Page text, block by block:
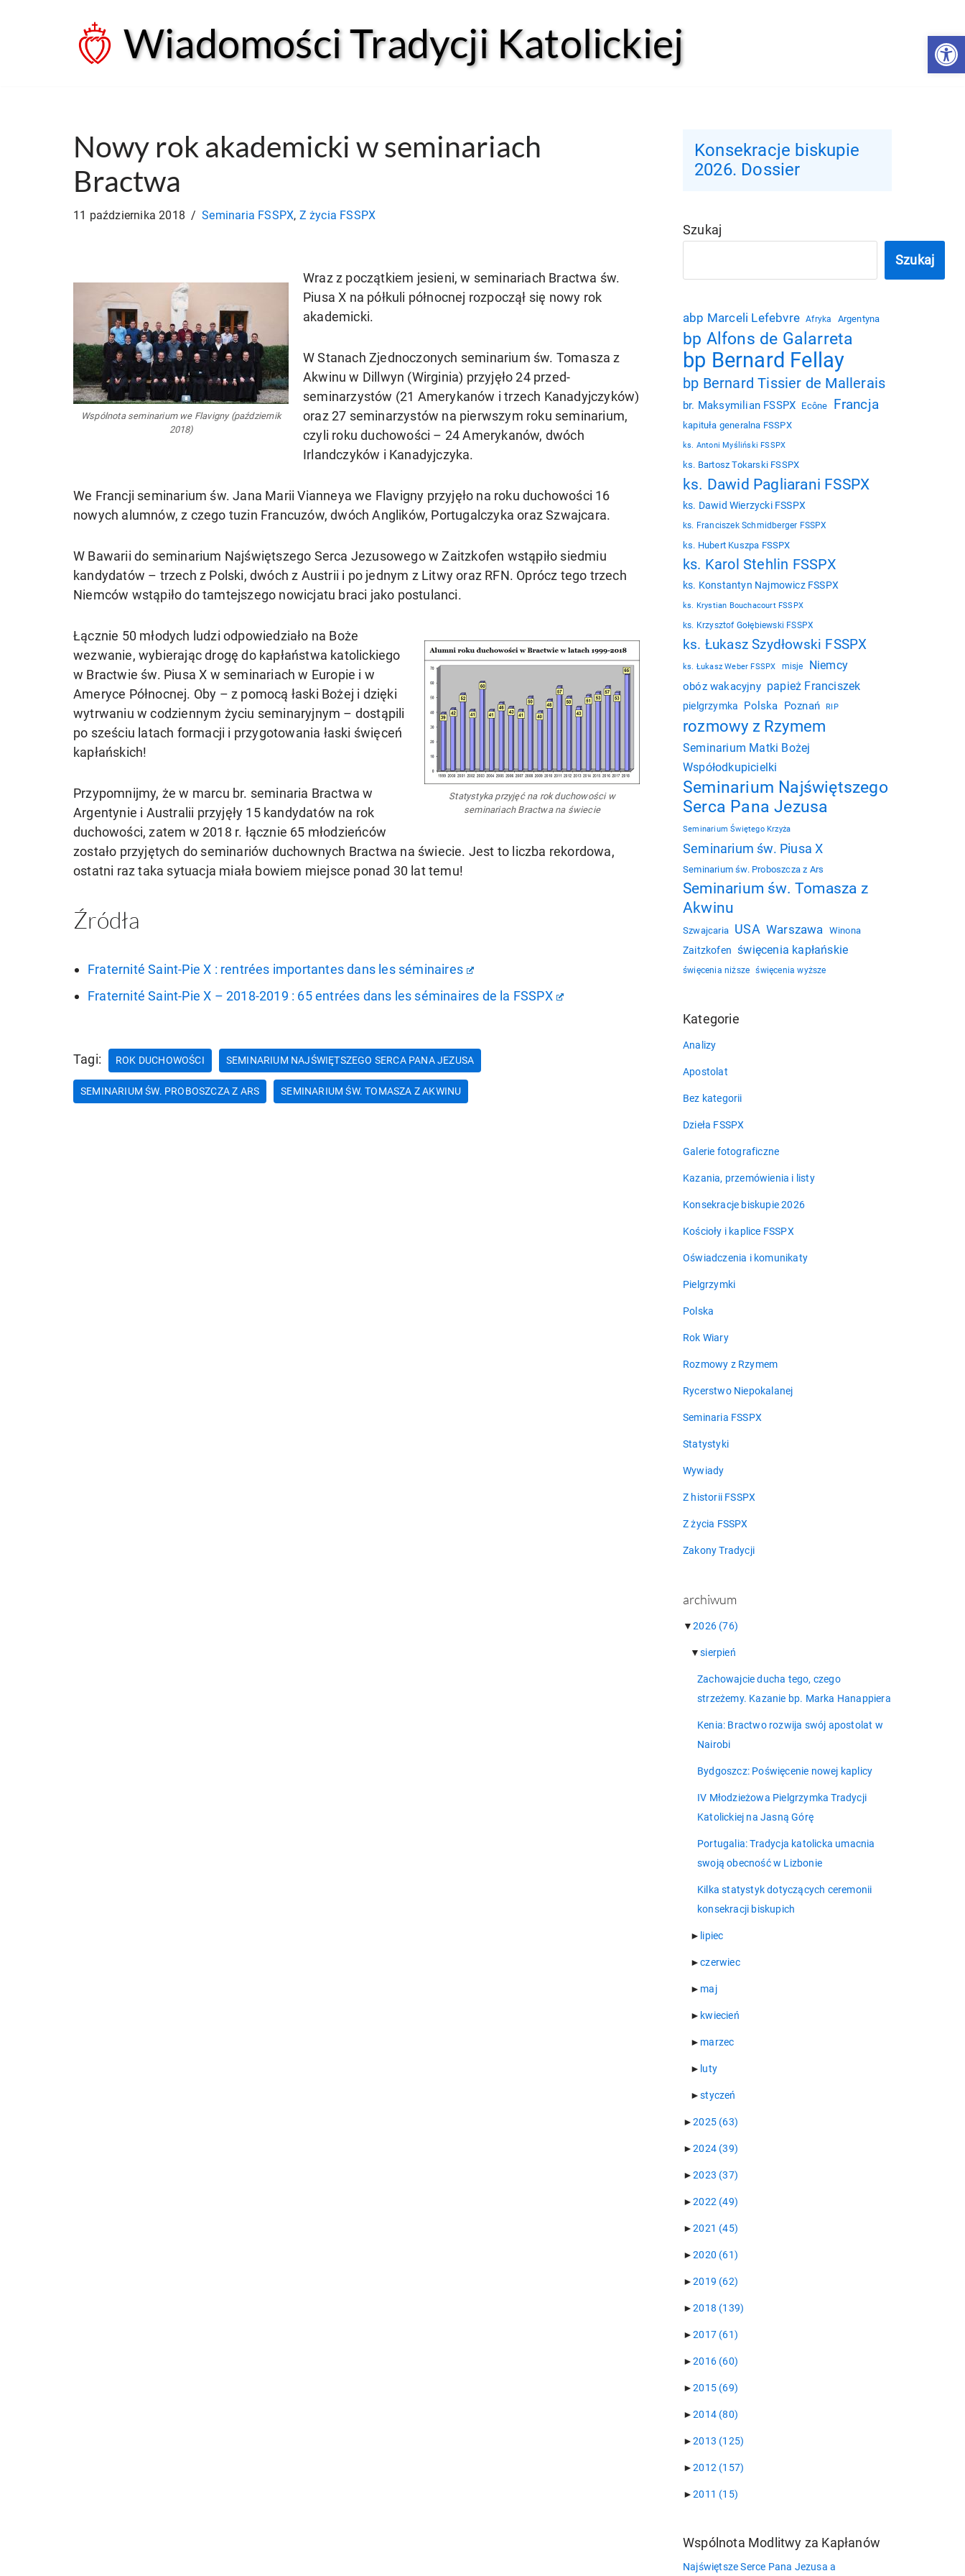
Wiadomości Tradycji Katolickiej
Nowy rok akademicki w seminariach
Bractwa
11 października 2018 Seminaria FSSPX, Z życia FSSPX
Wspólnota seminarium we Flavigny (październik
2018)
Wraz z początkiem jesieni, w seminariach Bractwa św.
Piusa X na półkuli północnej rozpoczął się nowy rok
akademicki.
W Stanach Zjednoczonych seminarium św. Tomasza z
Akwinu w Dillwyn (Wirginia) przyjęło 24 przed-
seminarzystów (21 Amerykanów i trzech Kanadyjczyków)
oraz 27 seminarzystów na pierwszym roku seminarium,
czyli roku duchowości – 24 Amerykanów, dwóch
Irlandczyków i Kanadyjczyka.
We Francji seminarium św. Jana Marii Vianneya we Flavigny przyjęło na roku duchowości 16
nowych alumnów, z czego tuzin Francuzów, dwóch Anglików, Portugalczyka oraz Szwajcara.
W Bawarii do seminarium Najświętszego Serca Jezusowego w Zaitzkofen wstąpiło siedmiu
kandydatów – trzech z Polski, dwóch z Austrii i po jednym z Litwy oraz RFN. Oprócz tego trzech
Niemców wstąpiło do tamtejszego nowicjatu braci jako postulanci.
Statystyka przyjęć na rok duchowości w
seminariach Bractwa na świecie
Łącznie 50 młodych ludzi odpowiedziało na Boże
wezwanie, wybierając drogę do kapłaństwa katolickiego
w Bractwie św. Piusa X w seminariach w Europie i w
Ameryce Północnej. Oby – z pomocą łaski Bożej i dzięki
wytrwaniu w codziennym życiu seminaryjnym – dostąpili
po sześciu latach formacji i przygotowania łaski święceń
kapłańskich!
Przypomnijmy, że w marcu br. seminaria Bractwa w
Argentynie i Australii przyjęły 15 kandydatów na rok
duchowości, zatem w 2018 r. łącznie 65 młodzieńców
zostało przyjętych do seminariów duchownych Bractwa na świecie. Jest to liczba rekordowa,
ostatni raz taka sytuacja miała bowiem miejsce ponad 30 lat temu!
Źródła
Fraternité Saint-Pie X : rentrées importantes dans les séminaires
Fraternité Saint-Pie X – 2018-2019 : 65 entrées dans les séminaires de la FSSPX
Tagi: ROK DUCHOWOŚCI SEMINARIUM NAJŚWIĘTSZEGO SERCA PANA JEZUSA
SEMINARIUM ŚW. PROBOSZCZA Z ARS SEMINARIUM ŚW. TOMASZA Z AKWINU
Konsekracje biskupie
2026. Dossier
Szukaj
Szukaj
abp Marceli Lefebvre Afryka Argentyna
bp Alfons de Galarreta
bp Bernard Fellay
bp Bernard Tissier de Mallerais
br. Maksymilian FSSPX Ecône Francja
kapituła generalna FSSPX
ks. Antoni Myśliński FSSPX
ks. Bartosz Tokarski FSSPX
ks. Dawid Pagliarani FSSPX
ks. Dawid Wierzycki FSSPX
ks. Franciszek Schmidberger FSSPX
ks. Hubert Kuszpa FSSPX
ks. Karol Stehlin FSSPX
ks. Konstantyn Najmowicz FSSPX
ks. Krystian Bouchacourt FSSPX
ks. Krzysztof Gołębiewski FSSPX
ks. Łukasz Szydłowski FSSPX
ks. Łukasz Weber FSSPX misje Niemcy
obóz wakacyjny papież Franciszek
pielgrzymka Polska Poznań RIP
rozmowy z Rzymem
Seminarium Matki Bożej
Współodkupicielki
Seminarium Najświętszego
Serca Pana Jezusa
Seminarium Świętego Krzyża
Seminarium św. Piusa X
Seminarium św. Proboszcza z Ars
Seminarium św. Tomasza z
Akwinu
Szwajcaria USA Warszawa Winona
Zaitzkofen święcenia kapłańskie
święcenia niższe święcenia wyższe
Kategorie
Analizy
Apostolat
Bez kategorii
Dzieła FSSPX
Galerie fotograficzne
Kazania, przemówienia i listy
Konsekracje biskupie 2026
Kościoły i kaplice FSSPX
Oświadczenia i komunikaty
Pielgrzymki
Polska
Rok Wiary
Rozmowy z Rzymem
Rycerstwo Niepokalanej
Seminaria FSSPX
Statystyki
Wywiady
Z historii FSSPX
Z życia FSSPX
Zakony Tradycji
archiwum
▼2026 (76)
▼sierpień
Zachowajcie ducha tego, czego
strzeżemy. Kazanie bp. Marka Hanappiera
Kenia: Bractwo rozwija swój apostolat w
Nairobi
Bydgoszcz: Poświęcenie nowej kaplicy
IV Młodzieżowa Pielgrzymka Tradycji
Katolickiej na Jasną Górę
Portugalia: Tradycja katolicka umacnia
swoją obecność w Lizbonie
Kilka statystyk dotyczących ceremonii
konsekracji biskupich
► lipiec
►czerwiec
► maj
► kwiecień
► marzec
► luty
►styczeń
►2025 (63)
►2024 (39)
►2023 (37)
►2022 (49)
►2021 (45)
►2020 (61)
►2019 (62)
►2018 (139)
►2017 (61)
►2016 (60)
►2015 (69)
►2014 (80)
►2013 (125)
►2012 (157)
►2011 (15)
Wspólnota Modlitwy za Kapłanów
Najświętsze Serce Pana Jezusa a